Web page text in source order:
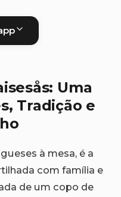
Uma
Tradição e
à mesa, é a
com família e
de um copo de